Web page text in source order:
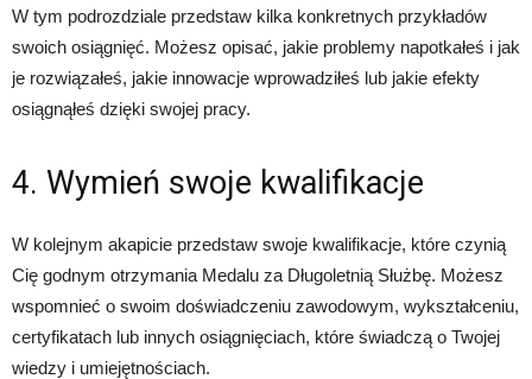
W tym podrozdziale przedstaw kilka konkretnych przykładów
swoich osiągnięć. Możesz opisać, jakie problemy napotkałeś i jak
je rozwiązałeś, jakie innowacje wprowadziłeś lub jakie efekty
osiągnąłeś dzięki swojej pracy.
4. Wymień swoje kwalifikacje
W kolejnym akapicie przedstaw swoje kwalifikacje, które czynią
Cię godnym otrzymania Medalu za Długoletnią Służbę. Możesz
wspomnieć o swoim doświadczeniu zawodowym, wykształceniu,
certyfikatach lub innych osiągnięciach, które świadczą o Twojej
wiedzy i umiejętnościach.